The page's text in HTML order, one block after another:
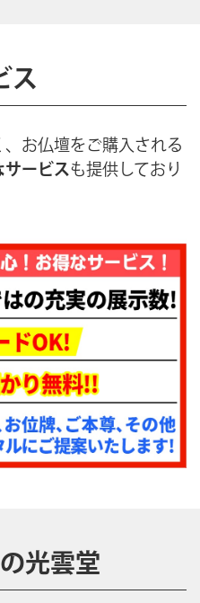
ス
お仏壇をご購入される
サービスも提供しており
光雲堂